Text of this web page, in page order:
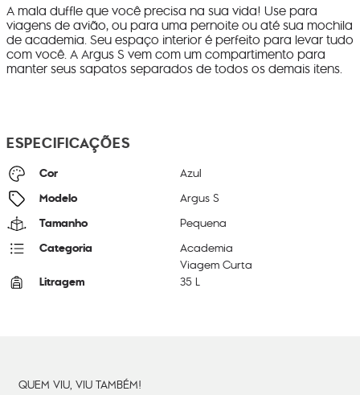
A mala duffle que você precisa na sua vida! Use para
viagens de avião, ou para uma pernoite ou até sua mochila
de academia. Seu espaço interior é perfeito para levar tudo
com você. A Argus S vem com um compartimento para
manter seus sapatos separados de todos os demais itens.
ESPECIFICAÇÕES
Cor Azul
Modelo Argus S
Tamanho Pequena
Categoria
Academia
Viagem Curta
Litragem 35 L
QUEM VIU, VIU TAMBÉM!